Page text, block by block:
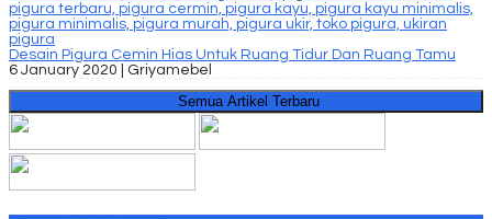
Desain Pigura Cemin Hias Untuk Ruang Tidur Dan Ruang Tamu
6 January 2020 | Griyamebel
Semua Artikel Terbaru